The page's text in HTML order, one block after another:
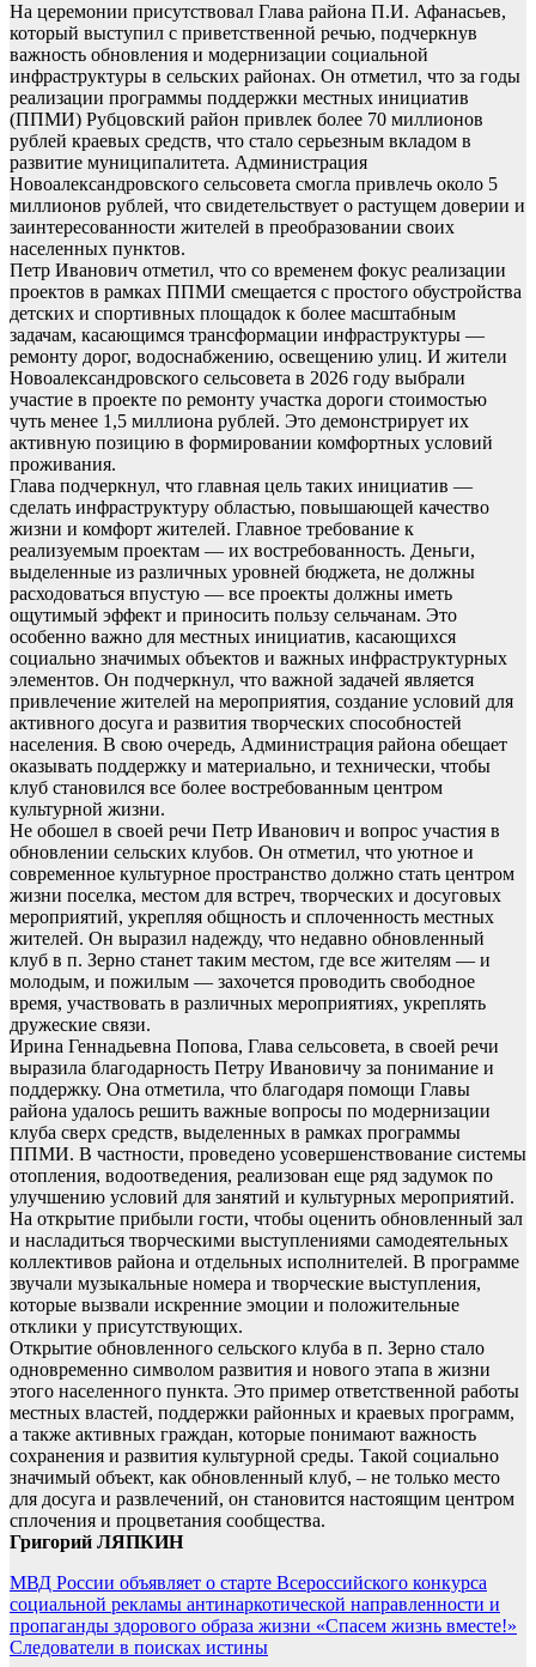
На церемонии присутствовал Глава района П.И. Афанасьев,
который выступил с приветственной речью, подчеркнув
важность обновления и модернизации социальной
инфраструктуры в сельских районах. Он отметил, что за годы
реализации программы поддержки местных инициатив
(ППМИ) Рубцовский район привлек более 70 миллионов
рублей краевых средств, что стало серьезным вкладом в
развитие муниципалитета. Администрация
Новоалександровского сельсовета смогла привлечь около 5
миллионов рублей, что свидетельствует о растущем доверии и
заинтересованности жителей в преобразовании своих
населенных пунктов.
Петр Иванович отметил, что со временем фокус реализации
проектов в рамках ППМИ смещается с простого обустройства
детских и спортивных площадок к более масштабным
задачам, касающимся трансформации инфраструктуры —
ремонту дорог, водоснабжению, освещению улиц. И жители
Новоалександровского сельсовета в 2026 году выбрали
участие в проекте по ремонту участка дороги стоимостью
чуть менее 1,5 миллиона рублей. Это демонстрирует их
активную позицию в формировании комфортных условий
проживания.
Глава подчеркнул, что главная цель таких инициатив —
сделать инфраструктуру областью, повышающей качество
жизни и комфорт жителей. Главное требование к
реализуемым проектам — их востребованность. Деньги,
выделенные из различных уровней бюджета, не должны
расходоваться впустую — все проекты должны иметь
ощутимый эффект и приносить пользу сельчанам. Это
особенно важно для местных инициатив, касающихся
социально значимых объектов и важных инфраструктурных
элементов. Он подчеркнул, что важной задачей является
привлечение жителей на мероприятия, создание условий для
активного досуга и развития творческих способностей
населения. В свою очередь, Администрация района обещает
оказывать поддержку и материально, и технически, чтобы
клуб становился все более востребованным центром
культурной жизни.
Не обошел в своей речи Петр Иванович и вопрос участия в
обновлении сельских клубов. Он отметил, что уютное и
современное культурное пространство должно стать центром
жизни поселка, местом для встреч, творческих и досуговых
мероприятий, укрепляя общность и сплоченность местных
жителей. Он выразил надежду, что недавно обновленный
клуб в п. Зерно станет таким местом, где все жителям — и
молодым, и пожилым — захочется проводить свободное
время, участвовать в различных мероприятиях, укреплять
дружеские связи.
Ирина Геннадьевна Попова, Глава сельсовета, в своей речи
выразила благодарность Петру Ивановичу за понимание и
поддержку. Она отметила, что благодаря помощи Главы
района удалось решить важные вопросы по модернизации
клуба сверх средств, выделенных в рамках программы
ППМИ. В частности, проведено усовершенствование системы
отопления, водоотведения, реализован еще ряд задумок по
улучшению условий для занятий и культурных мероприятий.
На открытие прибыли гости, чтобы оценить обновленный зал
и насладиться творческими выступлениями самодеятельных
коллективов района и отдельных исполнителей. В программе
звучали музыкальные номера и творческие выступления,
которые вызвали искренние эмоции и положительные
отклики у присутствующих.
Открытие обновленного сельского клуба в п. Зерно стало
одновременно символом развития и нового этапа в жизни
этого населенного пункта. Это пример ответственной работы
местных властей, поддержки районных и краевых программ,
а также активных граждан, которые понимают важность
сохранения и развития культурной среды. Такой социально
значимый объект, как обновленный клуб, – не только место
для досуга и развлечений, он становится настоящим центром
сплочения и процветания сообщества.
Григорий ЛЯПКИН
Навигация
по
записям
МВД России объявляет о старте Всероссийского конкурса
социальной рекламы антинаркотической направленности и
пропаганды здорового образа жизни «Спасем жизнь вместе!»
Следователи в поисках истины